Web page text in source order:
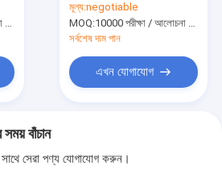
মূল্য:negotiable
MOQ:10000 পরীক্ষা / আলোচনা সাপেক্ষে
সর্বশেষ দাম পান
এখন যোগাযোগ
বাঁচান
সেরা পণ্য যোগাযোগ করুন।